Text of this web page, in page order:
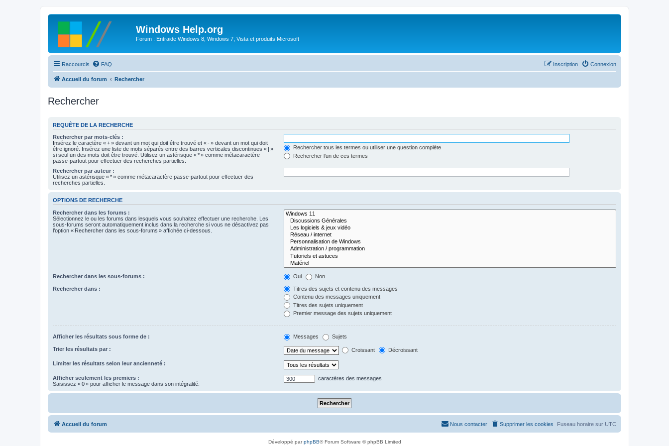
Windows Help.org
Forum : Entraide Windows 8, Windows 7, Vista et produits Microsoft
Raccourcis FAQ Connexion
Inscription
Accueil du forum Rechercher
Rechercher
REQUÊTE DE LA RECHERCHE
Rechercher par mots-clés :
Insérez le caractère « + » devant un mot qui doit être trouvé et « - » devant un mot qui doit
être ignoré. Insérez une liste de mots séparés entre des barres verticales discontinues « | »
si seul un des mots doit être trouvé. Utilisez un astérisque « * » comme métacaractère
passe-partout pour effectuer des recherches partielles.
Rechercher tous les termes ou utiliser une question complète
Rechercher l’un de ces termes
Rechercher par auteur :
Utilisez un astérisque « * » comme métacaractère passe-partout pour effectuer des
recherches partielles.
OPTIONS DE RECHERCHE
Rechercher dans les forums :
Sélectionnez le ou les forums dans lesquels vous souhaitez effectuer une recherche. Les
sous-forums seront automatiquement inclus dans la recherche si vous ne désactivez pas
l’option « Rechercher dans les sous-forums » affichée ci-dessous.
Rechercher dans les sous-forums : Oui Non
Rechercher dans :
Titres des sujets et contenu des messages
Contenu des messages uniquement
Titres des sujets uniquement
Premier message des sujets uniquement
Afficher les résultats sous forme de : Messages Sujets
Trier les résultats par : Croissant Décroissant
Limiter les résultats selon leur ancienneté :
Afficher seulement les premiers :
Saisissez « 0 » pour afficher le message dans son intégralité.
caractères des messages
Accueil du forum Fuseau horaire sur UTC
Supprimer les cookies
Nous contacter
Développé parphpBB® Forum Software © phpBB Limited